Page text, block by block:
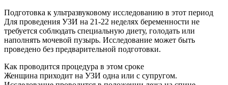
Подготовка к ультразвуковому исследованию в этот период
Для проведения УЗИ на 21-22 неделях беременности не
требуется соблюдать специальную диету, голодать или
наполнять мочевой пузырь. Исследование может быть
проведено без предварительной подготовки.
Как проводится процедура в этом сроке
Женщина приходит на УЗИ одна или с супругом.